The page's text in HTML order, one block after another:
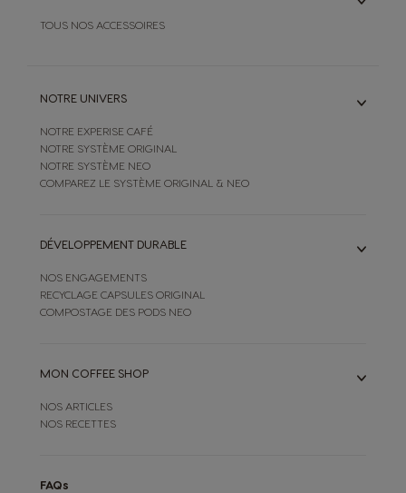
TOUS NOS ACCESSOIRES
NOTRE UNIVERS
NOTRE EXPERISE CAFÉ
NOTRE SYSTÈME ORIGINAL
NOTRE SYSTÈME NEO
COMPAREZ LE SYSTÈME ORIGINAL & NEO
DÉVELOPPEMENT DURABLE
NOS ENGAGEMENTS
RECYCLAGE CAPSULES ORIGINAL
COMPOSTAGE DES PODS NEO
MON COFFEE SHOP
NOS ARTICLES
NOS RECETTES
FAQs